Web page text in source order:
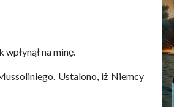
na minę.
Ustalono, iż Niemcy